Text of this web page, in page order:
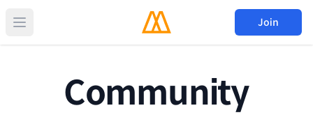
Join
Community